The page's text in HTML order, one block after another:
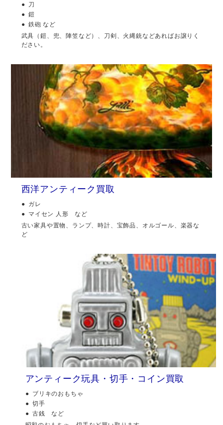
刀
鎧
鉄砲 など
武具（鎧、兜、陣笠など）、刀剣、火縄銃などあればお譲りく
ださい。
西洋アンティーク買取
ガレ
マイセン 人形 など
古い家具や置物、ランプ、時計、宝飾品、オルゴール、楽器な
ど
アンティーク玩具・切手・コイン買取
ブリキのおもちゃ
切手
古銭 など